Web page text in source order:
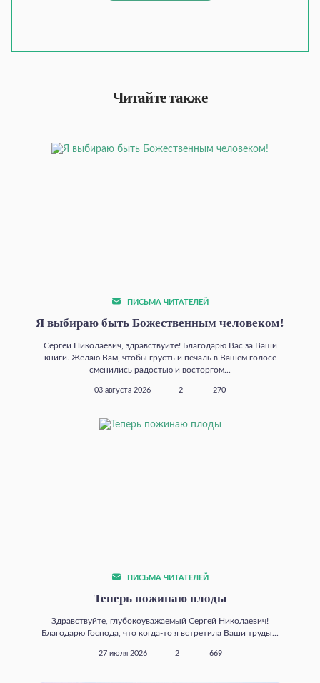
Читайте также
ПИСЬМА ЧИТАТЕЛЕЙ
Я выбираю быть Божественным человеком!
Сергей Николаевич, здравствуйте! Благодарю Вас за Ваши
книги. Желаю Вам, чтобы грусть и печаль в Вашем голосе
сменились радостью и восторгом...
03 августа 2026 2 270
ПИСЬМА ЧИТАТЕЛЕЙ
Теперь пожинаю плоды
Здравствуйте, глубокоуважаемый Сергей Николаевич!
Благодарю Господа, что когда‑то я встретила Ваши труды...
27 июля 2026 2 669